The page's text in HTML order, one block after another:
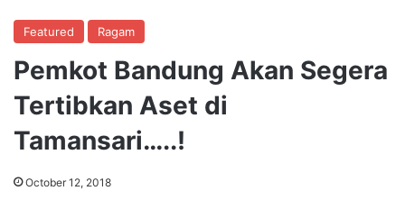
Featured Ragam
Pemkot Bandung Akan Segera
Tertibkan Aset di
Tamansari…..!
October 12, 2018